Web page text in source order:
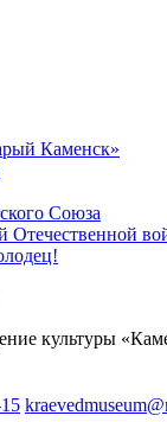
Каменск»
Союза
Отечественной
культуры